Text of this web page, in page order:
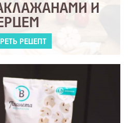
И
РЕЦЕПТ